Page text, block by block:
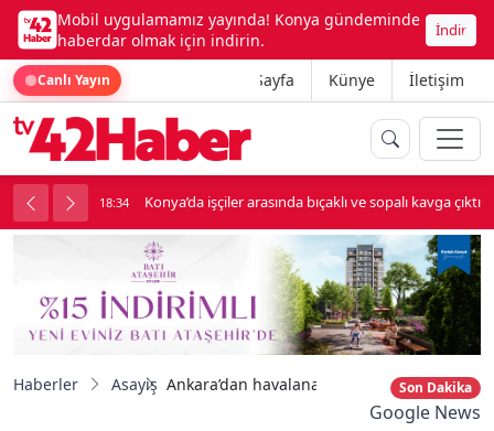
Mobil uygulamamız yayında! Konya gündeminde
haberdar olmak için indirin.
İndir
Canlı Yayın Ana Sayfa Künye İletişim
kavga çıktı 18:34 Lüks otomobille kar maskeli milyonluk soygun
Haberler Asayiş Ankara’dan havalanan jetle Haymana
Son Dakika
Google News